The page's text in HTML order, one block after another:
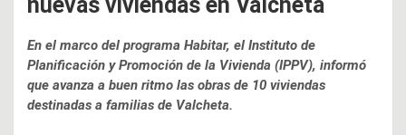
En el marco del programa Habitar, el Instituto de
Planificación y Promoción de la Vivienda (IPPV), informó
que avanza a buen ritmo las obras de 10 viviendas
destinadas a familias de Valcheta.